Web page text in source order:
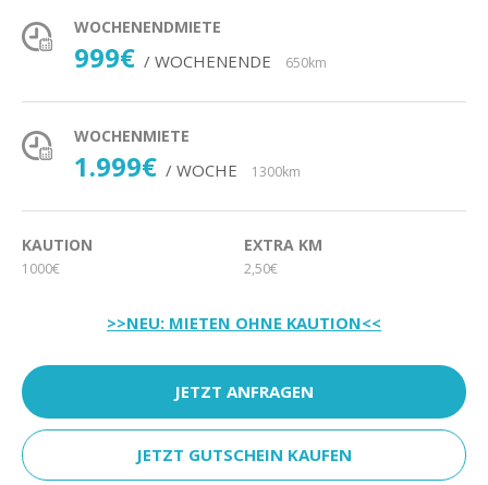
WOCHENENDMIETE
999€ / WOCHENENDE 650km
WOCHENMIETE
1.999€ / WOCHE 1300km
KAUTION
1000€
EXTRA KM
2,50€
>>NEU: MIETEN OHNE KAUTION<<
JETZT ANFRAGEN
JETZT GUTSCHEIN KAUFEN